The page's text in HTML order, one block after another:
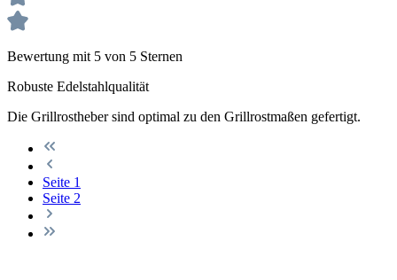
Bewertung mit 5 von 5 Sternen
Robuste Edelstahlqualität
Die Grillrostheber sind optimal zu den Grillrostmaßen gefertigt.
Seite 1
Seite 2